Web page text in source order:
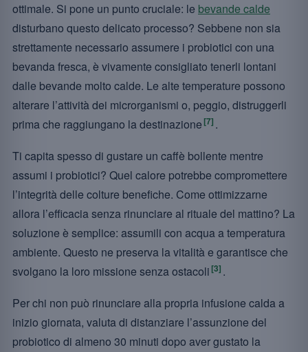
ottimale. Si pone un punto cruciale: le bevande calde
disturbano questo delicato processo? Sebbene non sia
strettamente necessario assumere i probiotici con una
bevanda fresca, è vivamente consigliato tenerli lontani
dalle bevande molto calde. Le alte temperature possono
alterare l’attività dei microrganismi o, peggio, distruggerli
prima che raggiungano la destinazione [7] .
Ti capita spesso di gustare un caffè bollente mentre
assumi i probiotici? Quel calore potrebbe compromettere
l’integrità delle colture benefiche. Come ottimizzarne
allora l’efficacia senza rinunciare al rituale del mattino? La
soluzione è semplice: assumili con acqua a temperatura
ambiente. Questo ne preserva la vitalità e garantisce che
svolgano la loro missione senza ostacoli [3] .
Per chi non può rinunciare alla propria infusione calda a
inizio giornata, valuta di distanziare l’assunzione del
probiotico di almeno 30 minuti dopo aver gustato la